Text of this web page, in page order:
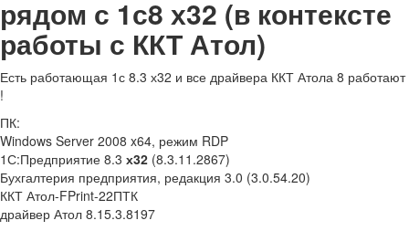
рядом с 1с8 х32 (в контексте
работы с ККТ Атол)
Есть работающая 1с 8.3 х32 и все драйвера ККТ Атола 8 работают
!
ПК:
Windows Server 2008 x64, режим RDP
1С:Предприятие 8.3 х32 (8.3.11.2867)
Бухгалтерия предприятия, редакция 3.0 (3.0.54.20)
ККТ Атол-FPrint-22ПТК
драйвер Атол 8.15.3.8197